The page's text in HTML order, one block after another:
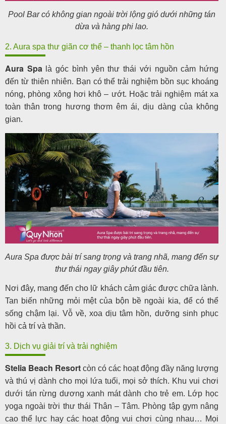
Pool Bar có không gian ngoài trời lộng gió dưới những tán
dừa và hàng phi lao.
2. Aura spa thư giãn cơ thể – thanh lọc tâm hồn
Aura Spa là góc bình yên thư thái với nguồn cảm hứng
đến từ thiên nhiên. Bạn có thể trải nghiệm bồn sục khoáng
nóng, phòng xông hơi khô – ướt. Hoặc trải nghiệm mát xa
toàn thân trong hương thơm êm ái, dịu dàng của không
gian.
Aura Spa được bài trí sang trọng và trang nhã, mang đến sự
thư thái ngay giây phút đầu tiên.
Nơi đây, mang đến cho lữ khách cảm giác được chữa lành.
Tan biến những mỏi mệt của bộn bề ngoài kia, để có thể
sống chậm lại. Vỗ về, xoa dịu tâm hồn, dưỡng sinh phục
hồi cả trí và thần.
3. Dịch vụ giải trí và trải nghiệm
Stelia Beach Resort còn có các hoạt động đầy năng lượng
và thú vị dành cho mọi lứa tuổi, mọi sở thích. Khu vui chơi
dưới tán rừng dương xanh mát dành cho trẻ em. Lớp học
yoga ngoài trời thư thái Thân – Tâm. Phòng tập gym nâng
cao thể lực hay các hoạt động vui chơi cùng nhau… Mọi